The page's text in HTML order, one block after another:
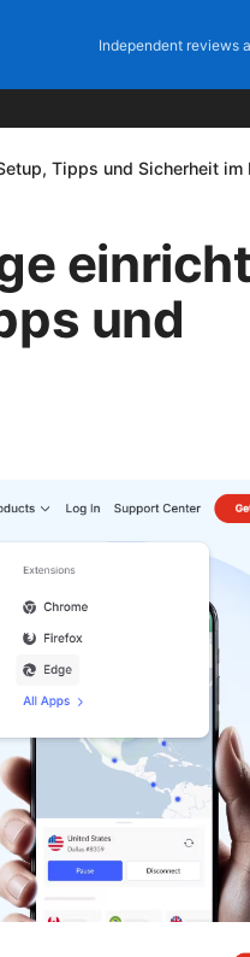
Independent reviews
Tipps und Sicherheit im
und